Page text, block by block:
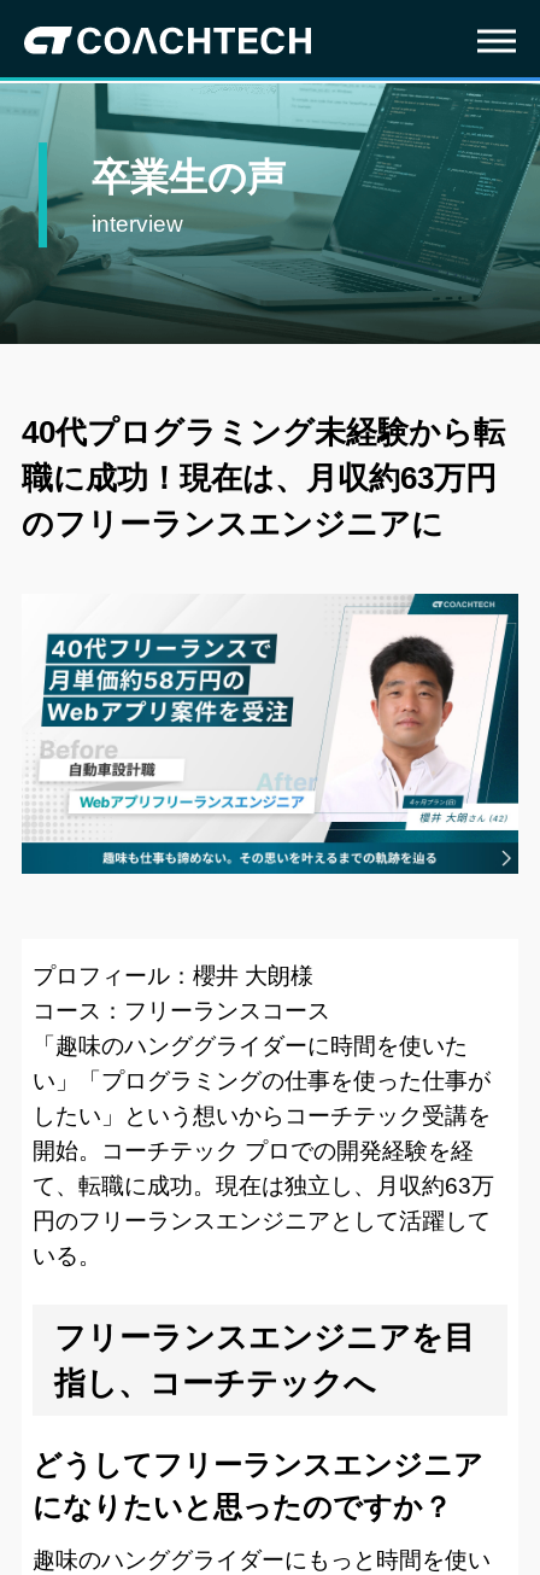
卒業生の声
interview
40代プログラミング未経験から転
職に成功！現在は、月収約63万円
のフリーランスエンジニアに
プロフィール：櫻井 大朗様
コース：フリーランスコース
「趣味のハンググライダーに時間を使いた
い」「プログラミングの仕事を使った仕事が
したい」という想いからコーチテック受講を
開始。コーチテック プロでの開発経験を経
て、転職に成功。現在は独立し、月収約63万
円のフリーランスエンジニアとして活躍して
いる。
フリーランスエンジニアを目
指し、コーチテックへ
どうしてフリーランスエンジニア
になりたいと思ったのですか？
趣味のハンググライダーにもっと時間を使い